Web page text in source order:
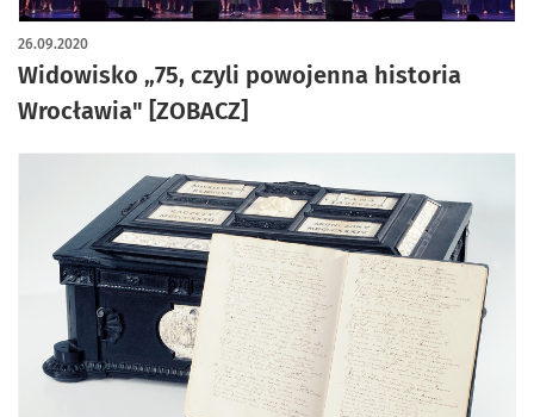
Widowisko „75, czyli powojenna historia
Wrocławia" [ZOBACZ]
26.09.2020